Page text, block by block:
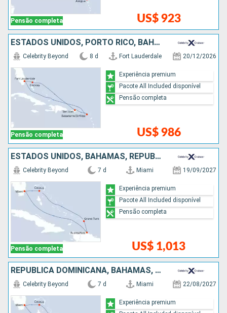
Pensão completa US$ 923
ESTADOS UNIDOS, PORTO RICO, BAHAMAS
Pensão completa
Celebrity Beyond 8 d Fort Lauderdale 20/12/2026
US$ 986
Experiência premium
Pacote All Included disponível
Pensão completa
ESTADOS UNIDOS, BAHAMAS, REPUBLICA DOMINICANA
Pensão completa
Celebrity Beyond 7 d Miami 19/09/2027
US$ 1,013
Experiência premium
Pacote All Included disponível
Pensão completa
REPUBLICA DOMINICANA, BAHAMAS, ESTADOS UNIDOS
Celebrity Beyond 7 d Miami 22/08/2027
Experiência premium